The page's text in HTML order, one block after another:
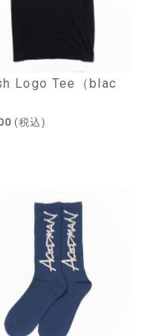
Logo Tee（blac
(税込)